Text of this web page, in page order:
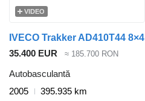
VIDEO
IVECO Trakker AD410T44 8×4
35.400 EUR
≈ 185.700 RON
Autobasculantă
2005
395.935 km